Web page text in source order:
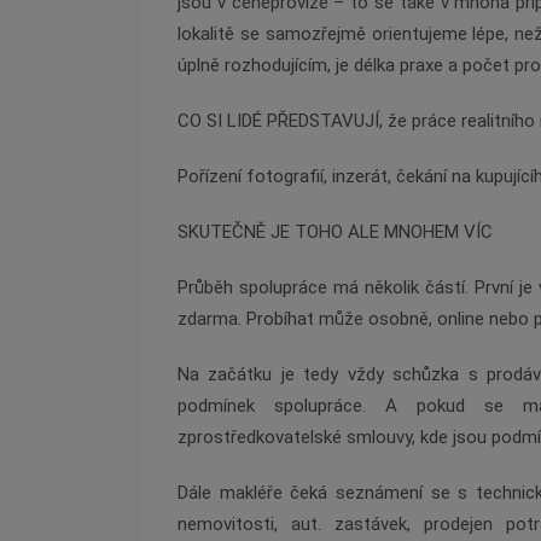
lokalitě se samozřejmě orientujeme lépe, ne
úplně rozhodujícím, je délka praxe a počet
CO SI LIDÉ PŘEDSTAVUJÍ, že práce realitního
Pořízení fotografií, inzerát, čekání na kupující
SKUTEČNĚ JE TOHO ALE MNOHEM VÍC
Průběh spolupráce má několik částí. První
zdarma. Probíhat může osobně, online nebo
Na začátku je tedy vždy schůzka s
podmínek spolupráce. A pokud se
zprostředkovatelské smlouvy, kde jsou
Dále makléře čeká seznámení se s
nemovitosti, aut. zastávek, prodejen